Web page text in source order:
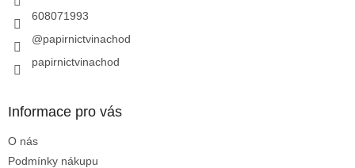
608071993
@papirnictvinachod
papirnictvinachod
Informace pro vás
O nás
Podmínky nákupu